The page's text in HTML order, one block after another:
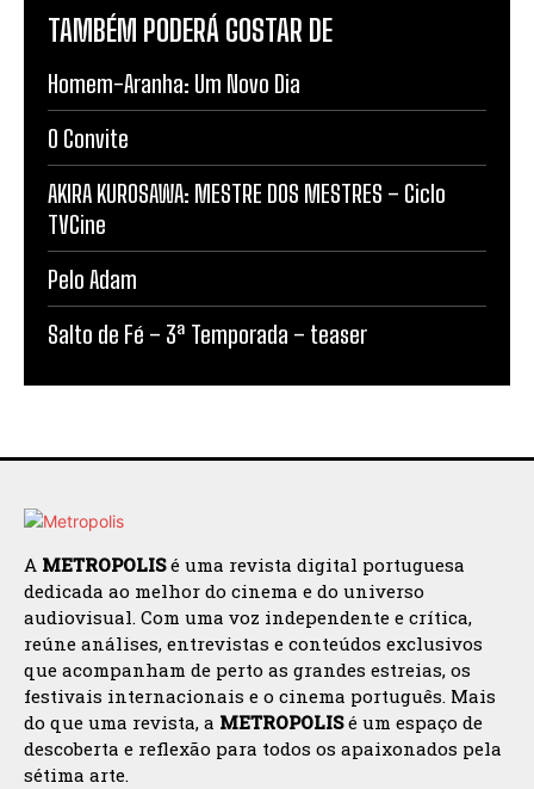
TAMBÉM PODERÁ GOSTAR DE
Homem-Aranha: Um Novo Dia
O Convite
AKIRA KUROSAWA: MESTRE DOS MESTRES – Ciclo
TVCine
Pelo Adam
Salto de Fé – 3ª Temporada – teaser
A METROPOLISé uma revista digital portuguesa
dedicada ao melhor do cinema e do universo
audiovisual. Com uma voz independente e crítica,
reúne análises, entrevistas e conteúdos exclusivos
que acompanham de perto as grandes estreias, os
festivais internacionais e o cinema português. Mais
do que uma revista, a METROPOLISé um espaço de
descoberta e reflexão para todos os apaixonados pela
sétima arte.